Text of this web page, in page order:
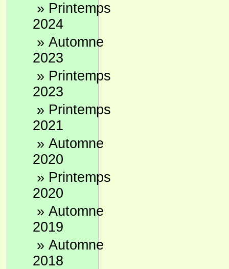
» Printemps
2024
» Automne
2023
» Printemps
2023
» Printemps
2021
» Automne
2020
» Printemps
2020
» Automne
2019
» Automne
2018